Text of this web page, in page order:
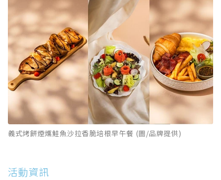
義式烤餅煙燻鮭魚沙拉香脆培根早午餐 (圖/品牌提供)
活動資訊